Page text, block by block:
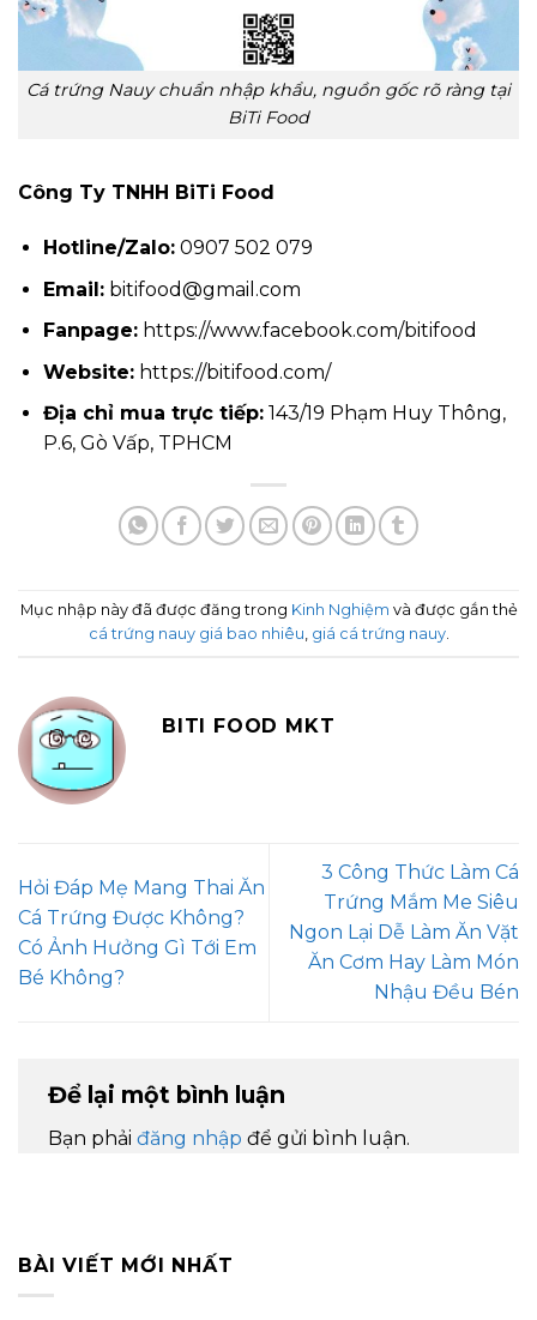
Cá trứng Nauy chuẩn nhập khẩu, nguồn gốc rõ ràng tại
BiTi Food
Công Ty TNHH BiTi Food
Hotline/Zalo:0907 502 079
Email:bitifood@gmail.com
Fanpage:https://www.facebook.com/bitifood
Website:https://bitifood.com/
Địa chỉ mua trực tiếp:143/19 Phạm Huy Thông,
P.6, Gò Vấp, TPHCM
Mục nhập này đã được đăng trong Kinh Nghiệm và được gắn thẻ
cá trứng nauy giá bao nhiêu, giá cá trứng nauy.
BITI FOOD MKT
Hỏi Đáp Mẹ Mang Thai Ăn
Cá Trứng Được Không?
Có Ảnh Hưởng Gì Tới Em
Bé Không?
3 Công Thức Làm Cá
Trứng Mắm Me Siêu
Ngon Lại Dễ Làm Ăn Vặt
Ăn Cơm Hay Làm Món
Nhậu Đều Bén
Để lại một bình luận
Bạn phải đăng nhập để gửi bình luận.
BÀI VIẾT MỚI NHẤT